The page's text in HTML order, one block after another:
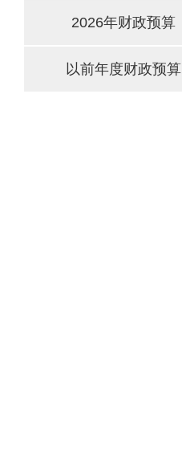
2026年财政预算
以前年度财政预算